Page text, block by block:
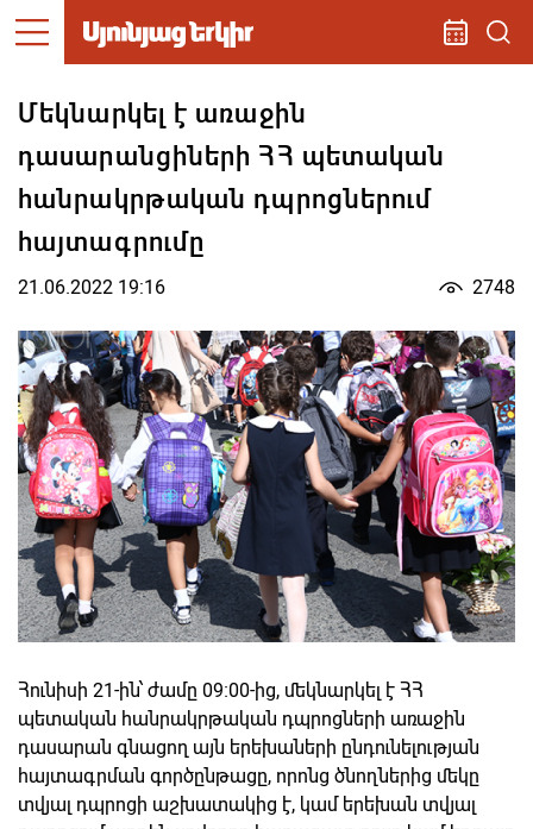
Մեկնարկել է առաջին
դասարանցիների ՀՀ պետական
հանրակրթական դպրոցներում
հայտագրումը
21.06.2022 19:16 2748
Հունիսի 21-ին՝ ժամը 09։00-ից, մեկնարկել է ՀՀ
պետական հանրակրթական դպրոցների առաջին
դասարան գնացող այն երեխաների ընդունելության
հայտագրման գործընթացը, որոնց ծնողներից մեկը
տվյալ դպրոցի աշխատակից է, կամ երեխան տվյալ